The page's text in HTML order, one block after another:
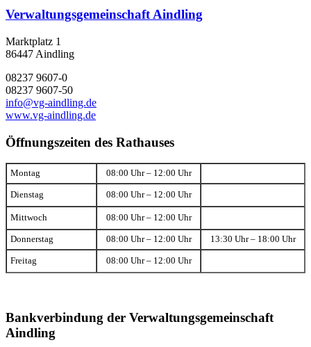
Verwaltungsgemeinschaft Aindling
Marktplatz 1
86447 Aindling
08237 9607-0
08237 9607-50
info@vg-aindling.de
www.vg-aindling.de
Öffnungszeiten des Rathauses
Montag 08:00 Uhr – 12:00 Uhr
Dienstag 08:00 Uhr – 12:00 Uhr
Mittwoch 08:00 Uhr – 12:00 Uhr
Donnerstag 08:00 Uhr – 12:00 Uhr 13:30 Uhr – 18:00 Uhr
Freitag 08:00 Uhr – 12:00 Uhr
Bankverbindung der Verwaltungsgemeinschaft
Aindling